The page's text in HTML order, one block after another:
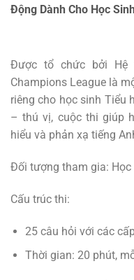
Động Dành Cho Học
Được tổ chức bởi Hệ
Champions League là
riêng cho học sinh Tiểu
– thú vị, cuộc thi giúp
hiểu và phản xạ tiếng
Đối tượng tham gia:
Cấu trúc thi:
25 câu hỏi với các
Thời gian: 20 phút,